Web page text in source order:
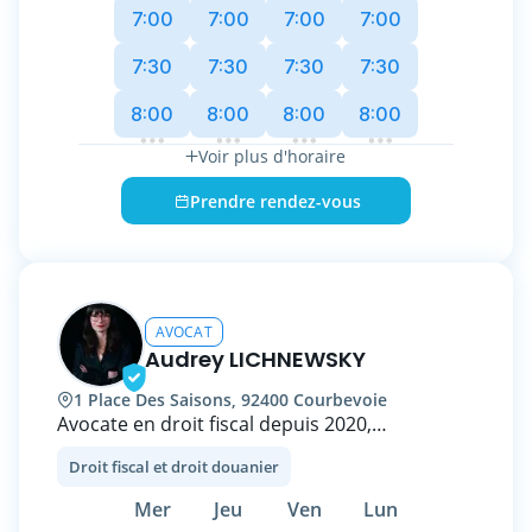
public, immobilier, financier, numérique,
industriel, grande distribution, non-lucratif,
social et services à la personne.
7:00
7:30
8:00
7:00
7:30
8:00
7:00
7:30
8:00
7:00
7:30
8:00
Voir plus d'horaire
Prendre rendez-vous
AVOCAT
Audrey LICHNEWSKY
1 Place Des Saisons, 92400 Courbevoie
Avocate en droit fiscal depuis 2020,
problématiques fiscales tant dans leur gestion
courante que dans leurs opérations de
Droit fiscal et droit douanier
Mer Jeu Ven Lun